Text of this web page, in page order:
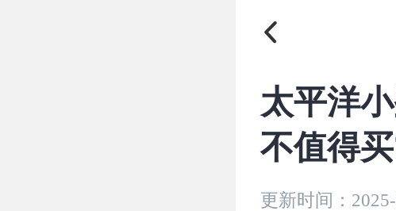

太平洋
不值得
更新时间：